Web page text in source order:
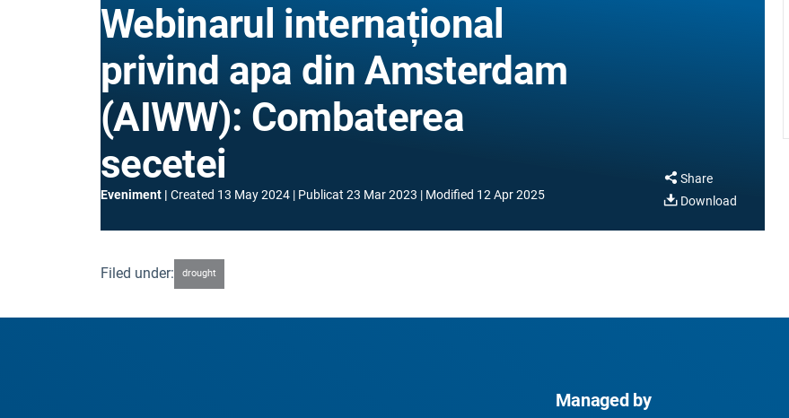
Webinarul internațional
privind apa din Amsterdam
(AIWW): Combaterea
secetei
Eveniment Created 13 May 2024 Publicat 23 Mar 2023 Modified 12 Apr 2025
Share
Download
Filed under: drought
Managed by